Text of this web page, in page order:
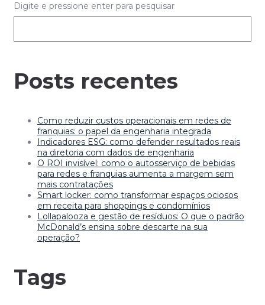
Digite e pressione enter para pesquisar
Posts recentes
Como reduzir custos operacionais em redes de
franquias: o papel da engenharia integrada
Indicadores ESG: como defender resultados reais
na diretoria com dados de engenharia
O ROI invisível: como o autosserviço de bebidas
para redes e franquias aumenta a margem sem
mais contratações
Smart locker: como transformar espaços ociosos
em receita para shoppings e condomínios
Lollapalooza e gestão de resíduos: O que o padrão
McDonald’s ensina sobre descarte na sua
operação?
Tags